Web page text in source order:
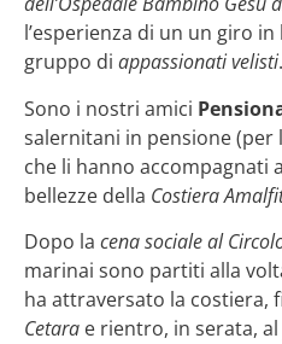
l’esperienza di un un giro
gruppo di appassionati velisti.
Sono i nostri amici
salernitani in pensione (per
che li hanno accompagnati
bellezze della Costiera
Dopo la cena sociale al
marinai sono partiti alla
ha attraversato la costiera,
Cetara e rientro, in serata, al